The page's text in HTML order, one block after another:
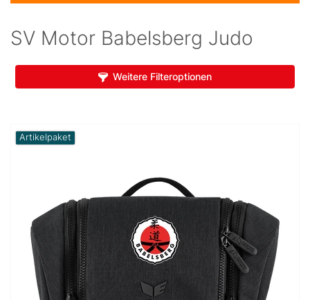
SV Motor Babelsberg Judo
Weitere Filteroptionen
Artikelpaket